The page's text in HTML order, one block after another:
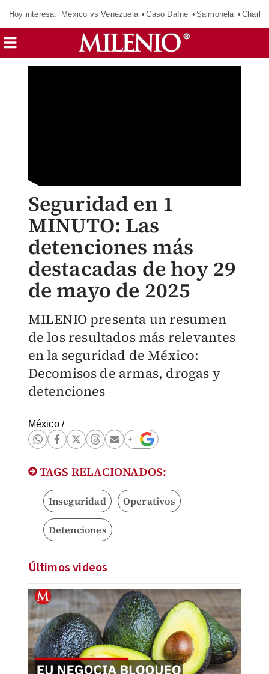
Hoy interesa: México vs Venezuela Caso Dafne Salmonela
Seguridad en 1
MINUTO: Las
detenciones más
destacadas de hoy 29
de mayo de 2025
MILENIO presenta un resumen
de los resultados más relevantes
en la seguridad de México:
Decomisos de armas, drogas y
detenciones
México/
TAGS RELACIONADOS:
Inseguridad Operativos
Detenciones
Últimos videos